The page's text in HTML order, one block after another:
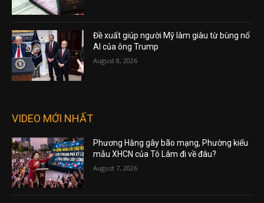
Đề xuất giúp người Mỹ làm giàu từ bùng nổ
AI của ông Trump
August 8, 2026
VIDEO MỚI NHẤT
Phương Hằng gây bão mạng, Phường kiểu
mẫu XHCN của Tô Lâm đi về đâu?
August 7, 2026